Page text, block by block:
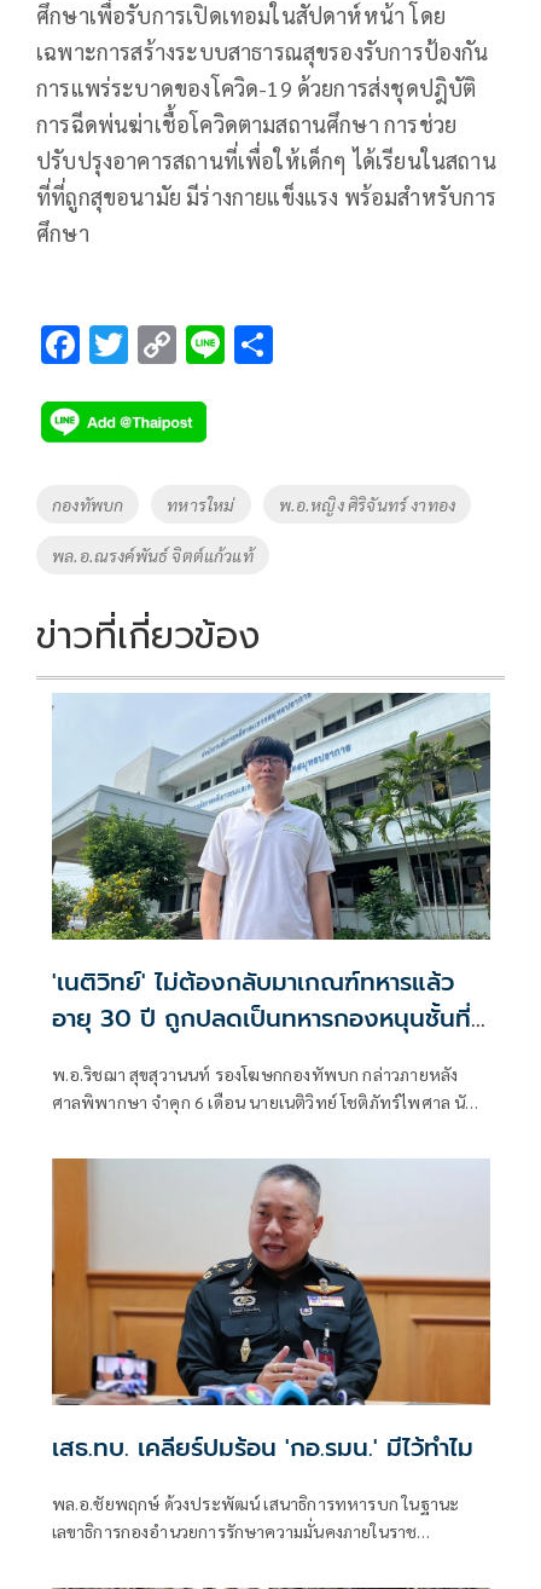
ศึกษาเพื่อรับการเปิดเทอมในสัปดาห์หน้า โดย
เฉพาะการสร้างระบบสาธารณสุขรองรับการป้องกัน
การแพร่ระบาดของโควิด-19 ด้วยการส่งชุดปฎิบัติ
การฉีดพ่นฆ่าเชื้อโควิดตามสถานศึกษา การช่วย
ปรับปรุงอาคารสถานที่เพื่อให้เด็กๆ ได้เรียนในสถาน
ที่ที่ถูกสุขอนามัย มีร่างกายแข็งแรง พร้อมสำหรับการ
ศึกษา
F
e
b
o
k
T
tt
er
C
p
y
Li
n
k
Li
Tags
กองทัพบก ทหารใหม่ พ.อ.หญิง ศิริจันทร์ งาทอง
พล.อ.ณรงค์พันธ์ จิตต์แก้วแท้
ข่าวที่เกี่ยวข้อง
'เนติวิทย์' ไม่ต้องกลับมาเกณฑ์ทหาร​แล้ว
อายุ 30 ปี ถูกปลดเป็นทหารกองหนุนชั้นที่
พ.อ.ริชฌา สุขสุวานนท์ รองโฆษกกองทัพบก กล่าวภายหลัง
ศาลพิพากษา จำคุก 6 เดือน นายเนติวิทย์ โชติภัทร์ไพศาล นัก
เกณฑ์ทหาร แต่ไม่เคยต้องโทษมาก่อนให้รอการลงโทษ 1 ปี
เสธ.ทบ. เคลียร์ปมร้อน 'กอ.รมน.' มีไว้ทำไม
พล.อ.ชัยพฤกษ์ ด้วงประพัฒน์ เสนาธิการทหารบก ในฐานะ
เลขาธิการกองอำนวยการรักษาความมั่นคงภายในราช